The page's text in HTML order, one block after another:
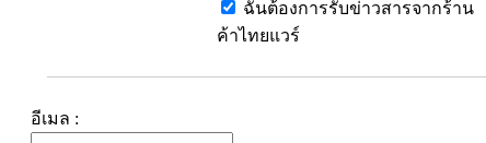
ฉันต้องการรับข่าวสารจากร้าน
ค้าไทยแวร์
อีเมล :